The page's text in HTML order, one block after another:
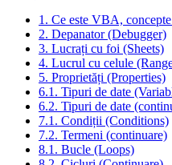
1. Ce este VBA, concepte
2. Depanator (Debugger)
3. Lucrați cu foi (Sheets)
4. Lucrul cu celule
5. Proprietăți (Properties)
6.1. Tipuri de date
6.2. Tipuri de date
7.1. Condiții (Conditions)
7.2. Termeni (continuare)
8.1. Bucle (Loops)